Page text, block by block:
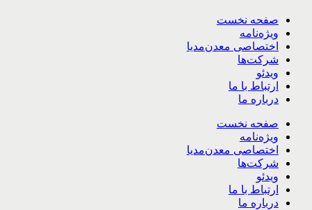
صفحه نخست
ویژه‌نامه
اختصاصی معدن‌مدیا
شرکت‌ها
ویدئو
ارتباط با ما
درباره ما
صفحه نخست
ویژه‌نامه
اختصاصی معدن‌مدیا
شرکت‌ها
ویدئو
ارتباط با ما
درباره ما